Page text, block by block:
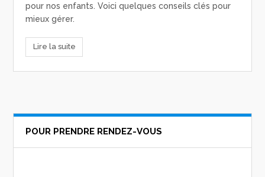
pour nos enfants. Voici quelques conseils clés pour
mieux gérer.
Lire la suite
POUR PRENDRE RENDEZ-VOUS